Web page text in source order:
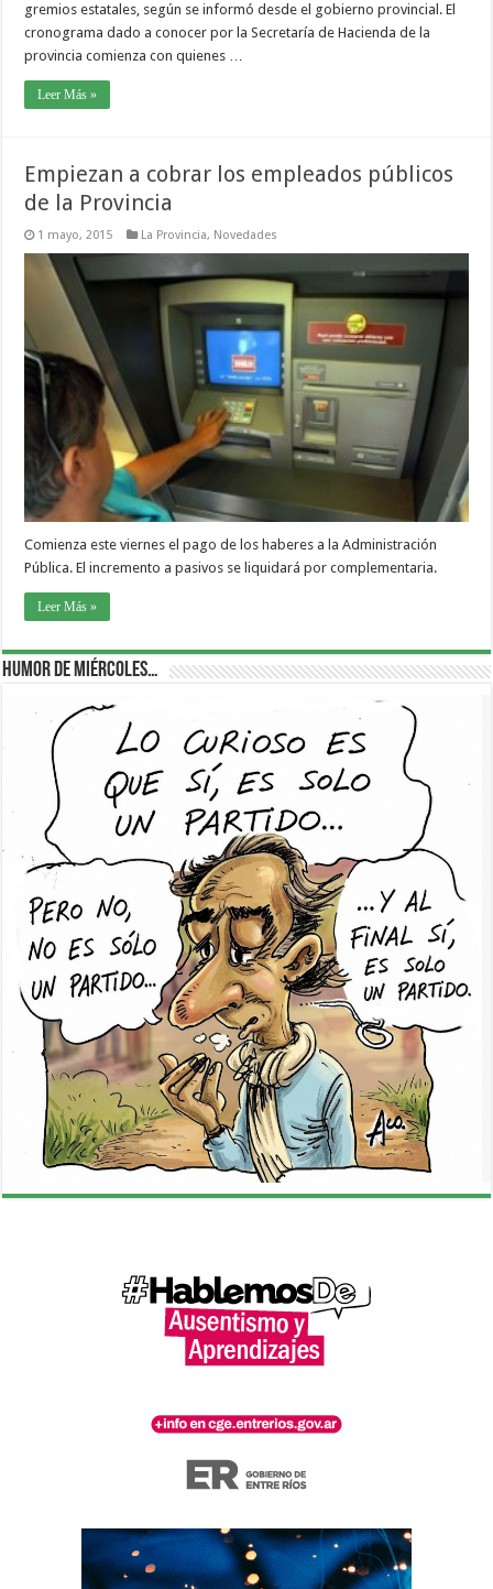
gremios estatales, según se informó desde el gobierno provincial. El
cronograma dado a conocer por la Secretaría de Hacienda de la
provincia comienza con quienes …
Leer Más »
Empiezan a cobrar los empleados públicos
de la Provincia
1 mayo, 2015 La Provincia, Novedades
Comienza este viernes el pago de los haberes a la Administración
Pública. El incremento a pasivos se liquidará por complementaria.
Leer Más »
Humor de Miércoles…